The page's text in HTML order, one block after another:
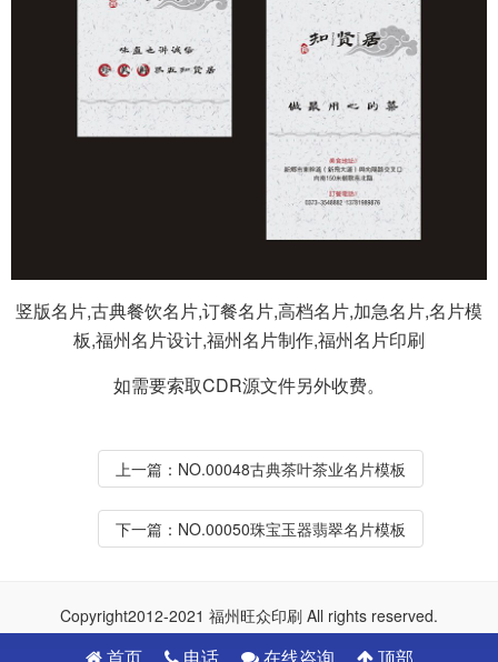
竖版名片,古典餐饮名片,订餐名片,高档名片,加急名片,名片模
板,福州名片设计,福州名片制作,福州名片印刷
如需要索取CDR源文件另外收费。
上一篇： NO.00048古典茶叶茶业名片模板
下一篇： NO.00050珠宝玉器翡翠名片模板
Copyright2012-2021 福州旺众印刷 All rights reserved.